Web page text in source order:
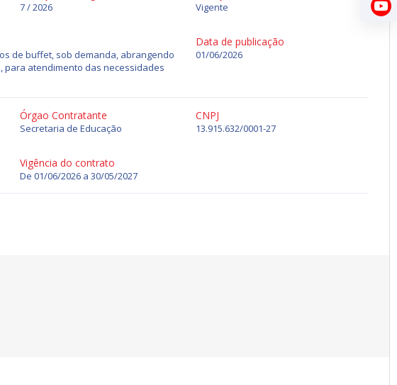
7 / 2026 Vigente
de buffet, sob demanda, abrangendo
para atendimento das necessidades
Data de publicação
01/06/2026
Órgao Contratante
Secretaria de Educação
CNPJ
13.915.632/0001-27
Vigência do contrato
De 01/06/2026 a 30/05/2027